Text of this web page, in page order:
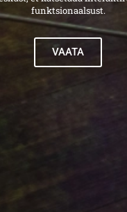
funktsionaalsust.
VAATA